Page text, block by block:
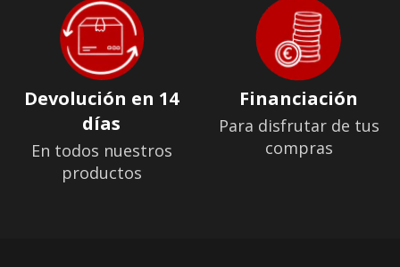
Devolución en 14
días
En todos nuestros
productos
Financiación
Para disfrutar de tus
compras